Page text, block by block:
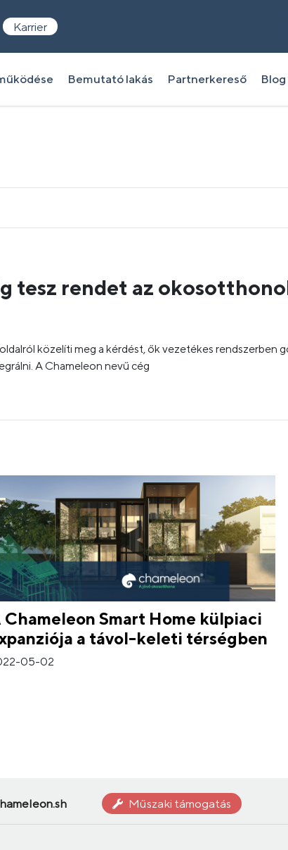
Karrier
Bemutató lakás Partnerkereső Blog
tesz rendet az
közelíti meg a kérdést, ők vezetékes rendszerben
A Chameleon nevű cég
Chameleon Smart Home külpiaci
a távol-keleti térségben
05-02
Műszaki támogatás